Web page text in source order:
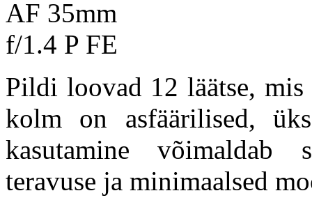
Pildi loovad 12 läätse,
kolm on asfäärilised,
kasutamine võimaldab
teravuse ja minimaalsed